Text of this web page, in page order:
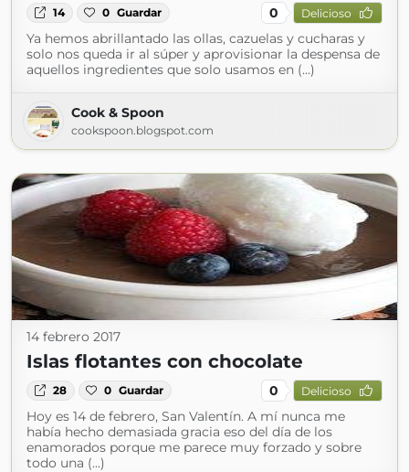
14 0 Guardar 0 Delicioso
Ya hemos abrillantado las ollas, cazuelas y cucharas y
solo nos queda ir al súper y aprovisionar la despensa de
aquellos ingredientes que solo usamos en (...)
Cook & Spoon
cookspoon.blogspot.com
14 febrero 2017
Islas flotantes con chocolate
28 0 Guardar 0 Delicioso
Hoy es 14 de febrero, San Valentín. A mí nunca me
había hecho demasiada gracia eso del día de los
enamorados porque me parece muy forzado y sobre
todo una (...)